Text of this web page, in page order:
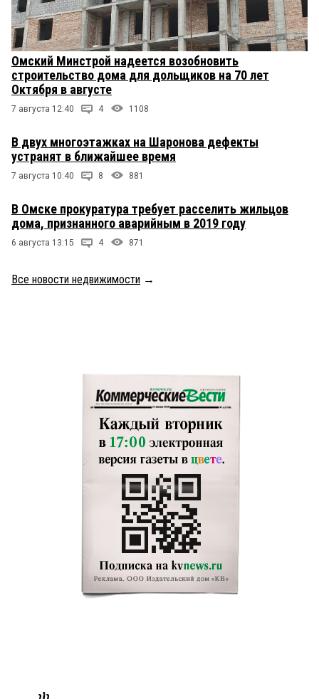
Омский Минстрой надеется возобновить
строительство дома для дольщиков на 70 лет
Октября в августе
7 августа 12:40 4 1108
В двух многоэтажках на Шаронова дефекты
устранят в ближайшее время
7 августа 10:40 8 881
В Омске прокуратура требует расселить жильцов
дома, признанного аварийным в 2019 году
6 августа 13:15 4 871
Все новости недвижимости →